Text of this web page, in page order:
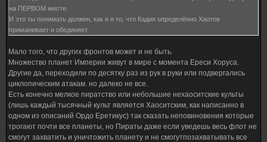
на ПЕРВОМ месте.
И это ты понимать должен, как и я то, что Кадия определённо Хаотов
приманивает и обединяет.
Мало того, что других фронтов может и не быть.
Множество планет Империи живут в мире с момента Ереси Хоруса.
Другие да, переходили по десятку раз из рук в руки или подвергались
циклопическим атакам. но далеко не все.
Есть конечно мелкое пиратство или небольшие нехаоситские культы
(лишь каждый тысячный культ является Хаоситским, как написанно в
одном из описаний Ордо Еретикус) так сказать неповиновения которые
трогают почти все планеты, но Пираты даже если уведешь весь флот не
смогут захватить и уничтожить планету и не смогутпозахватывать все